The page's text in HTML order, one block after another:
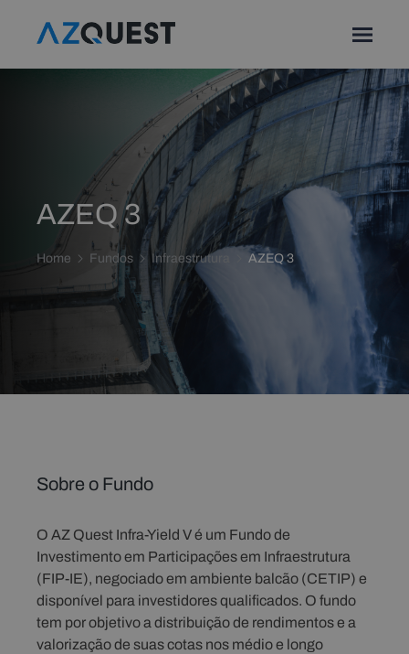
AZEQ 3
Home Fundos Infraestrutura AZEQ 3
Sobre o Fundo
O AZ Quest Infra-Yield V é um Fundo de
Investimento em Participações em Infraestrutura
(FIP-IE), negociado em ambiente balcão (CETIP) e
disponível para investidores qualificados. O fundo
tem por objetivo a distribuição de rendimentos e a
valorização de suas cotas nos médio e longo